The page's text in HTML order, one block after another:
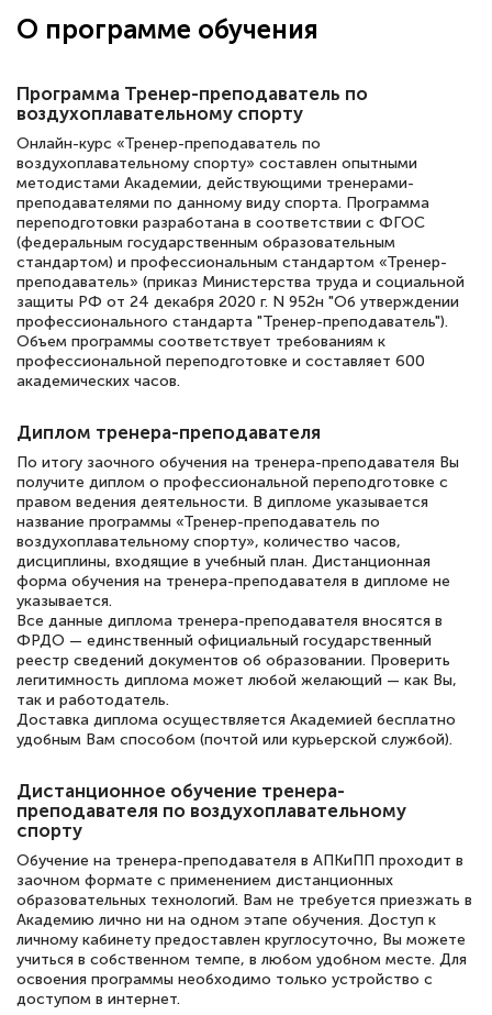
большое количество методических
сдачи итоговой аттестации. Спасибо
Елена Кравченко
Знаток города 5 уровня
18 марта 2026
Выражаю благодарность за курс
повышения квалификации "Эксперт ЕГЭ по
русскому языку и литературе". Много
подготовиться к тестированию. Это
книги, методические рекомендации,
статьи. Времени на подготовку
достаточно. Курс помогает пройти
аттестацию в школе. Спасибо!
Евгения Коротких
Знаток города 2 уровня
12 марта 2026
вежливое сопровождение! Всё чётко и
понятно! Проходила повышение
квалификации. Ещё раз - СПАСИБО!
Елена Петрикс
Знаток города 5 уровня
О программе обучения
Программа Тренер-преподаватель по
воздухоплавательному спорту
Онлайн-курс «Тренер-преподаватель по
воздухоплавательному спорту» составлен опытными
методистами Академии, действующими тренерами-
преподавателями по данному виду спорта. Программа
переподготовки разработана в соответствии с ФГОС
(федеральным государственным образовательным
стандартом) и профессиональным стандартом «Тренер-
преподаватель» (приказ Министерства труда и социальной
защиты РФ от 24 декабря 2020 г. N 952н "Об утверждении
профессионального стандарта "Тренер-преподаватель").
Объем программы соответствует требованиям к
профессиональной переподготовке и составляет 600
академических часов.
Диплом тренера-преподавателя
По итогу заочного обучения на тренера-преподавателя Вы
получите диплом о профессиональной переподготовке с
правом ведения деятельности. В дипломе указывается
название программы «Тренер-преподаватель по
воздухоплавательному спорту», количество часов,
дисциплины, входящие в учебный план. Дистанционная
форма обучения на тренера-преподавателя в дипломе не
указывается.
Все данные диплома тренера-преподавателя вносятся в
ФРДО — единственный официальный государственный
реестр сведений документов об образовании. Проверить
легитимность диплома может любой желающий — как Вы,
так и работодатель.
Доставка диплома осуществляется Академией бесплатно
удобным Вам способом (почтой или курьерской службой).
Дистанционное обучение тренера-
преподавателя по воздухоплавательному
спорту
Обучение на тренера-преподавателя в АПКиПП проходит в
заочном формате с применением дистанционных
образовательных технологий. Вам не требуется приезжать в
Академию лично ни на одном этапе обучения. Доступ к
личному кабинету предоставлен круглосуточно, Вы можете
учиться в собственном темпе, в любом удобном месте. Для
освоения программы необходимо только устройство с
доступом в интернет.